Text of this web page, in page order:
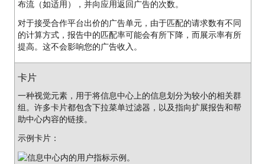
布流（如适用），并向应用返回广告的次数。
对于接受合作平台出价的广告单元，由于匹配的请求数有不同
的计算方式，报告中的匹配率可能会有所下降，而展示率有所
提高。这不会影响您的广告收入。
卡片
一种视觉元素，用于将信息中心上的信息划分为较小的相关群
组。许多卡片都包含下拉菜单过滤器，以及指向扩展报告和帮
助中心内容的链接。
示例卡片：